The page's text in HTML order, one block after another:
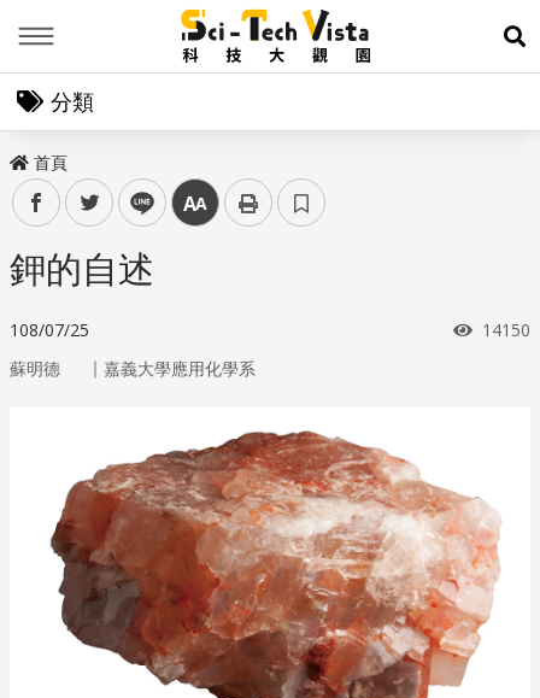
展
分類
首頁
facebooktwitter line 中
鉀的自述
108/07/25 瀏覽次
14150
蘇明德 ｜ 嘉義大學應用化學系